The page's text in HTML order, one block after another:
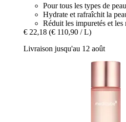
Pour tous les types de
Hydrate et rafraîchit la
Réduit les impuretés et les
€ 22,18 (€ 110,90 / L)
Livraison jusqu'au 12 août